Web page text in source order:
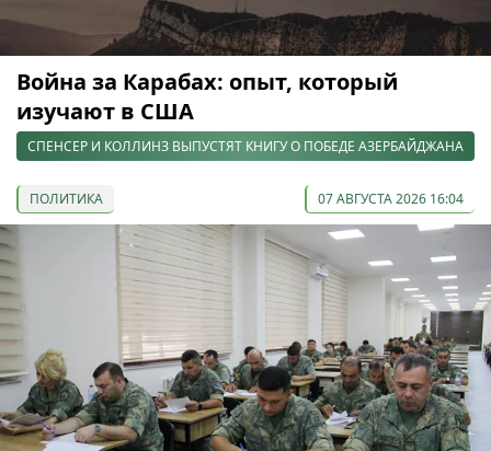
Война за Карабах: опыт, который
изучают в США
СПЕНСЕР И КОЛЛИНЗ ВЫПУСТЯТ КНИГУ О ПОБЕДЕ АЗЕРБАЙДЖАНА
ПОЛИТИКА 07 АВГУСТА 2026 16:04